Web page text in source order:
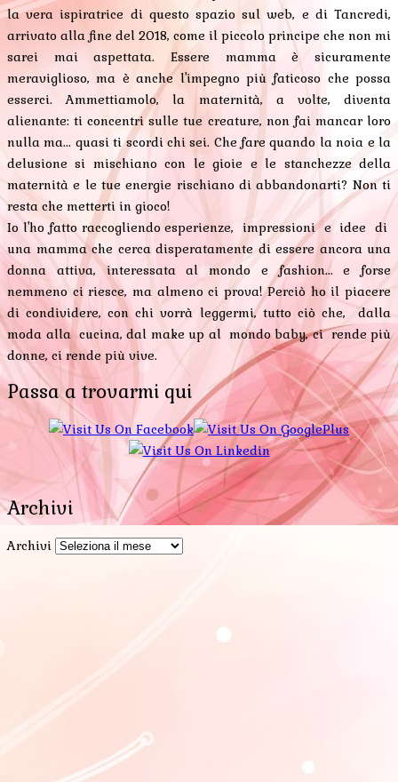
la vera ispiratrice di questo spazio sul web, e di Tancredi,
arrivato alla fine del 2018, come il piccolo principe che non mi
sarei mai aspettata. Essere mamma è sicuramente
meraviglioso, ma è anche l'impegno più faticoso che possa
esserci. Ammettiamolo, la maternità, a volte, diventa
alienante: ti concentri sulle tue creature, non fai mancar loro
nulla ma... quasi ti scordi chi sei. Che fare quando la noia e la
delusione si mischiano con le gioie e le stanchezze della
maternità e le tue energie rischiano di abbandonarti? Non ti
resta che metterti in gioco!
Io l'ho fatto raccogliendo esperienze, impressioni e idee di
una mamma che cerca disperatamente di essere ancora una
donna attiva, interessata al mondo e fashion... e forse
nemmeno ci riesce, ma almeno ci prova! Perciò ho il piacere
di condividere, con chi vorrà leggermi, tutto ciò che, dalla
moda alla cucina, dal make up al mondo baby, ci rende più
donne, ci rende più vive.
Passa a trovarmi qui
Archivi
Archivi